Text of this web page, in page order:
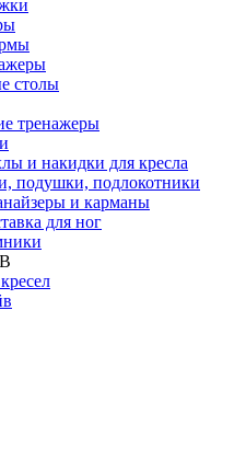
столы
тренажеры
и накидки для кресла
подушки, подлокотники
и карманы
для ног